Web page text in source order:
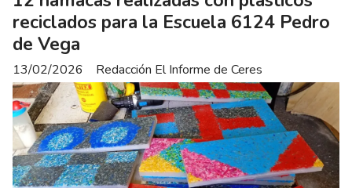
reciclados para la Escuela 6124 Pedro
de Vega
Redacción El Informe de Ceres
13/02/2026